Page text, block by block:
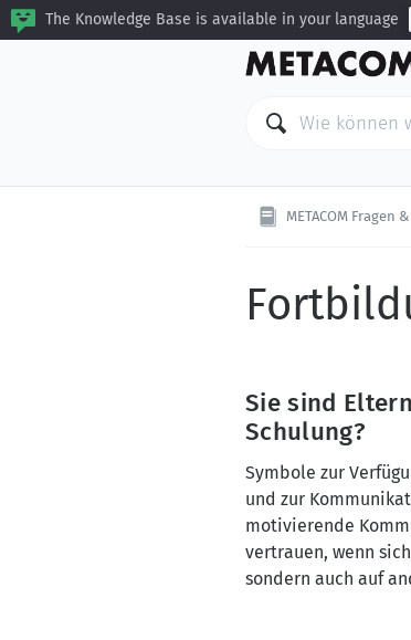
The Knowledge Base is available in your language
METACOM Fragen
Sie sind
Schulung?
Symbole zur
und zur
motivierende
vertrauen, wenn
sondern auch auf